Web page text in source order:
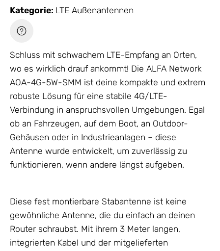
Kategorie: LTE Außenantennen
Schluss mit schwachem LTE-Empfang an Orten,
wo es wirklich drauf ankommt! Die ALFA Network
AOA-4G-5W-SMM ist deine kompakte und extrem
robuste Lösung für eine stabile 4G/LTE-
Verbindung in anspruchsvollen Umgebungen. Egal
ob an Fahrzeugen, auf dem Boot, an Outdoor-
Gehäusen oder in Industrieanlagen – diese
Antenne wurde entwickelt, um zuverlässig zu
funktionieren, wenn andere längst aufgeben.
Diese fest montierbare Stabantenne ist keine
gewöhnliche Antenne, die du einfach an deinen
Router schraubst. Mit ihrem 3 Meter langen,
integrierten Kabel und der mitgelieferten